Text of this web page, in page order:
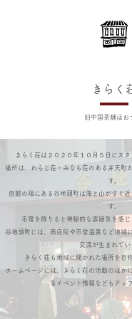
きらく
旧中国茶舗ほお
きらく荘は２０２０年１０月５日にスタ
場所は、わらじ荘・みなも荘のある弁天町
す。
函館の端にある谷地頭町は​海と山がすぐ
す。
市電を降りると神秘的な雰囲気を感じ
谷地頭町には、商店街や市営温泉など地域
交流が生まれてい
きらく荘も地域に開かれた場所を目
ホームページには、きらく荘の活動のほか
るイベント情報などもアッ